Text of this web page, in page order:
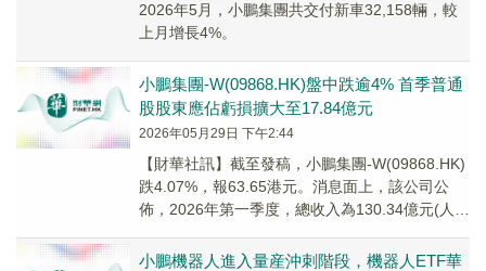
2026年5月，小鵬集團共交付新車32,158輛，較
上月增長4%。
小鵬集團-W(09868.HK)盤中跌逾4% 首季普通
股股東應佔虧損擴大至17.84億元
2026年05月29日 下午2:44
【財華社訊】截至發稿，小鵬集團-W(09868.HK)
跌4.07%，報63.65港元。消息面上，該公司公
佈，2026年第一季度，總收入為130.34億元(人民
小鵬機器人進入量産沖刺階段，機器人ETF華